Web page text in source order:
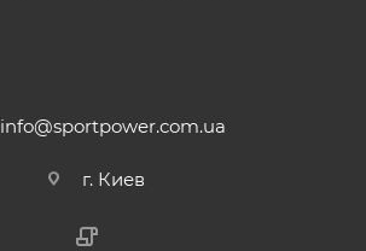
info@sportpower.com.ua
г. Киев